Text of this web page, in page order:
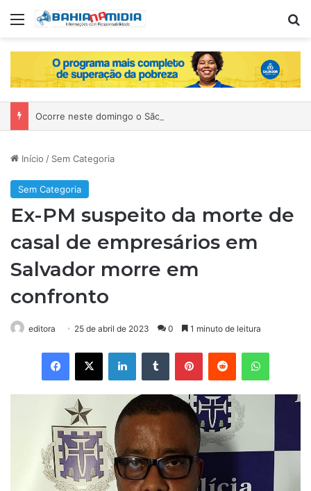
Menu
Início / Sem Categoria
Sem Categoria
Ex-PM suspeito da morte de
casal de empresários em
Salvador morre em
confronto
editora 25 de abril de 2023 0 1 minuto de leitura